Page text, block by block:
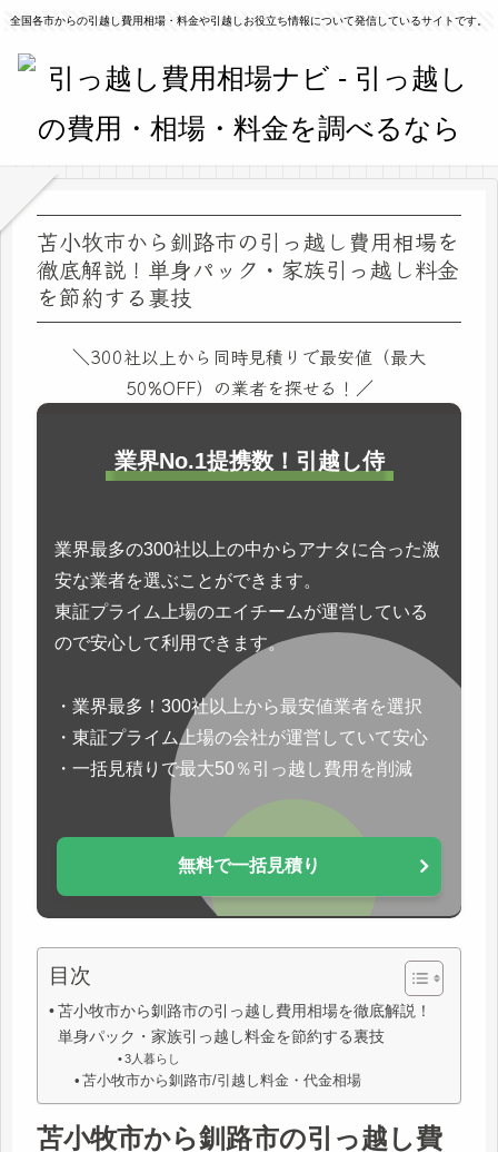
全国各市からの引越し費用相場・料金や引越しお役立ち情報について発信しているサイトです。
苫小牧市から釧路市の引っ越し費用相場を
徹底解説！単身パック・家族引っ越し料金
を節約する裏技
＼300社以上から同時見積りで最安値（最大
50%OFF）の業者を探せる！／
業界No.1提携数！引越し侍
業界最多の300社以上の中からアナタに合った激
安な業者を選ぶことができます。
東証プライム上場のエイチームが運営している
ので安心して利用できます。
・業界最多！300社以上から最安値業者を選択
・東証プライム上場の会社が運営していて安心
・一括見積りで最大50％引っ越し費用を削減
無料で一括見積り
目次
苫小牧市から釧路市の引っ越し費用相場を徹底解説！
単身パック・家族引っ越し料金を節約する裏技
3人暮らし
苫小牧市から釧路市/引越し料金・代金相場
苫小牧市から釧路市の引っ越し費